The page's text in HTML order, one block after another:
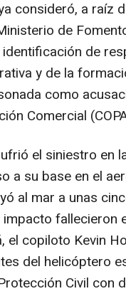
consideró, a raíz
de
de
y de la
como
Comercial
el siniestro en
a su base en el
al mar a unas
fallecieron
el copiloto Kevin
del helicóptero
Civil con